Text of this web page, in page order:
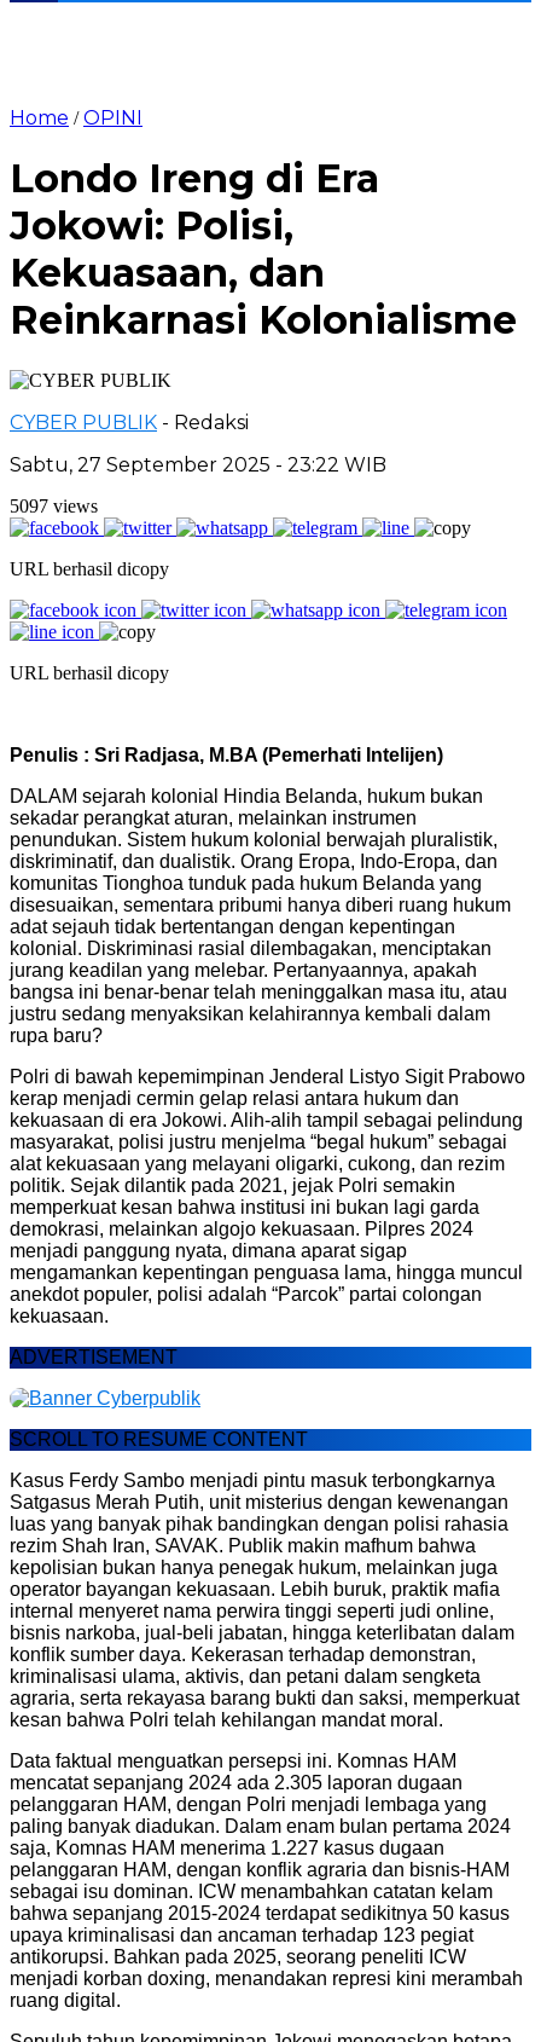
Home /OPINI
Londo Ireng di Era
Jokowi: Polisi,
Kekuasaan, dan
Reinkarnasi Kolonialisme
CYBER PUBLIK - Redaksi
Sabtu, 27 September 2025 - 23:22 WIB
5097 views
URL berhasil dicopy
URL berhasil dicopy
Penulis : Sri Radjasa, M.BA (Pemerhati Intelijen)
DALAM sejarah kolonial Hindia Belanda, hukum bukan
sekadar perangkat aturan, melainkan instrumen
penundukan. Sistem hukum kolonial berwajah pluralistik,
diskriminatif, dan dualistik. Orang Eropa, Indo-Eropa, dan
komunitas Tionghoa tunduk pada hukum Belanda yang
disesuaikan, sementara pribumi hanya diberi ruang hukum
adat sejauh tidak bertentangan dengan kepentingan
kolonial. Diskriminasi rasial dilembagakan, menciptakan
jurang keadilan yang melebar. Pertanyaannya, apakah
bangsa ini benar-benar telah meninggalkan masa itu, atau
justru sedang menyaksikan kelahirannya kembali dalam
rupa baru?
Polri di bawah kepemimpinan Jenderal Listyo Sigit Prabowo
kerap menjadi cermin gelap relasi antara hukum dan
kekuasaan di era Jokowi. Alih-alih tampil sebagai pelindung
masyarakat, polisi justru menjelma “begal hukum” sebagai
alat kekuasaan yang melayani oligarki, cukong, dan rezim
politik. Sejak dilantik pada 2021, jejak Polri semakin
memperkuat kesan bahwa institusi ini bukan lagi garda
demokrasi, melainkan algojo kekuasaan. Pilpres 2024
menjadi panggung nyata, dimana aparat sigap
mengamankan kepentingan penguasa lama, hingga muncul
anekdot populer, polisi adalah “Parcok” partai colongan
kekuasaan.
ADVERTISEMENT
SCROLL TO RESUME CONTENT
Kasus Ferdy Sambo menjadi pintu masuk terbongkarnya
Satgasus Merah Putih, unit misterius dengan kewenangan
luas yang banyak pihak bandingkan dengan polisi rahasia
rezim Shah Iran, SAVAK. Publik makin mafhum bahwa
kepolisian bukan hanya penegak hukum, melainkan juga
operator bayangan kekuasaan. Lebih buruk, praktik mafia
internal menyeret nama perwira tinggi seperti judi online,
bisnis narkoba, jual-beli jabatan, hingga keterlibatan dalam
konflik sumber daya. Kekerasan terhadap demonstran,
kriminalisasi ulama, aktivis, dan petani dalam sengketa
agraria, serta rekayasa barang bukti dan saksi, memperkuat
kesan bahwa Polri telah kehilangan mandat moral.
Data faktual menguatkan persepsi ini. Komnas HAM
mencatat sepanjang 2024 ada 2.305 laporan dugaan
pelanggaran HAM, dengan Polri menjadi lembaga yang
paling banyak diadukan. Dalam enam bulan pertama 2024
saja, Komnas HAM menerima 1.227 kasus dugaan
pelanggaran HAM, dengan konflik agraria dan bisnis-HAM
sebagai isu dominan. ICW menambahkan catatan kelam
bahwa sepanjang 2015-2024 terdapat sedikitnya 50 kasus
upaya kriminalisasi dan ancaman terhadap 123 pegiat
antikorupsi. Bahkan pada 2025, seorang peneliti ICW
menjadi korban doxing, menandakan represi kini merambah
ruang digital.